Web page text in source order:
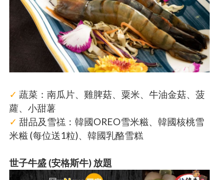
✓蔬菜：南瓜片、雞脾菇、粟米、牛油金菇、菠
蘿、小甜薯
✓甜品及雪禚：韓國OREO雪米糍、韓國核桃雪
米糍 (每位送1粒)、韓國乳酪雪糕
世子牛盛 (安格斯牛) 放題